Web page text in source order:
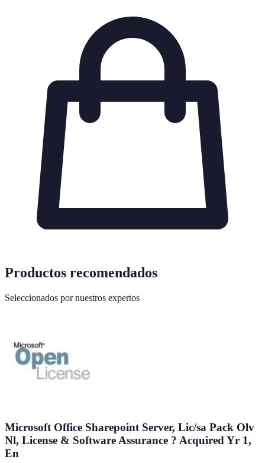
Productos recomendados
Seleccionados por nuestros expertos
Microsoft Office Sharepoint Server, Lic/sa Pack Olv
Nl, License & Software Assurance ? Acquired Yr 1,
En